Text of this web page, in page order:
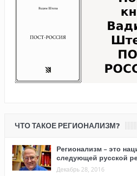
ЧТО ТАКОЕ РЕГИОНАЛИЗМ?
Регионализм – это
следующей русской
Декабрь 28, 2016